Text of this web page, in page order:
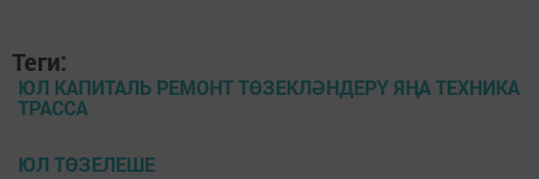
Теги:
ЮЛ КАПИТАЛЬ РЕМОНТ ТӨЗЕКЛӘНДЕРҮ ЯҢА ТЕХНИКА
ТРАССА
ЮЛ ТӨЗЕЛЕШЕ